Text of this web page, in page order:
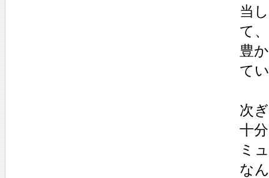
当
て
豊
て
次
十
ミ
な